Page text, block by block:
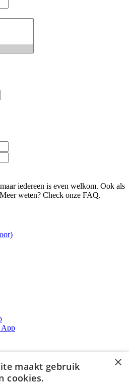
iedereen is even welkom. Ook als
weten? Check onze FAQ.
App
×
maakt gebruik
cookies.